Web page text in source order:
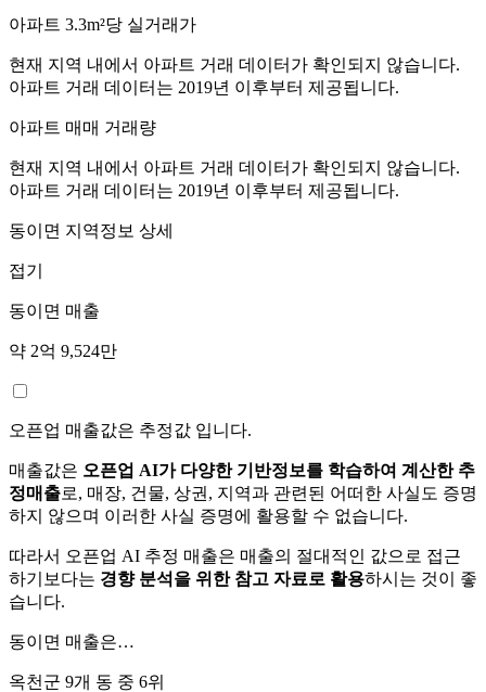
아파트 3.3m²당 실거래가
현재 지역 내에서 아파트 거래 데이터가 확인되지 않습니다.
아파트 거래 데이터는 2019년 이후부터 제공됩니다.
아파트 매매 거래량
현재 지역 내에서 아파트 거래 데이터가 확인되지 않습니다.
아파트 거래 데이터는 2019년 이후부터 제공됩니다.
동이면 지역정보 상세
접기
동이면 매출
약 2억 9,524만
오픈업 매출값은 추정값 입니다.
매출값은 오픈업 AI가 다양한 기반정보를 학습하여 계산한 추
정매출로, 매장, 건물, 상권, 지역과 관련된 어떠한 사실도 증명
하지 않으며 이러한 사실 증명에 활용할 수 없습니다.
따라서 오픈업 AI 추정 매출은 매출의 절대적인 값으로 접근
하기보다는 경향 분석을 위한 참고 자료로 활용하시는 것이 좋
습니다.
동이면 매출은…
옥천군 9개 동 중 6위